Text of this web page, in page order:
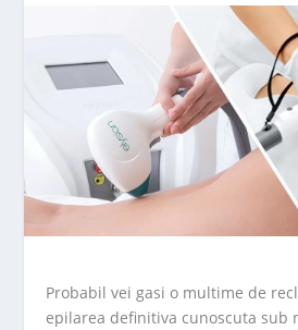
Probabil vei gasi o multime de
epilarea definitiva cunoscuta sub